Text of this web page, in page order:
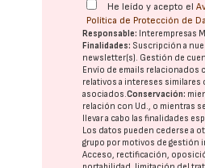
He leído y acepto el
Política de Protección de
Responsable: Interempresas
Finalidades: Suscripción a
newsletter(s). Gestión de
Envío de emails relacionados
relativos a intereses similares
asociados.Conservación:
relación con Ud., o mientras
llevar a cabo las finalidades
Los datos pueden cederse a
grupo por motivos de gestión
Acceso, rectificación,